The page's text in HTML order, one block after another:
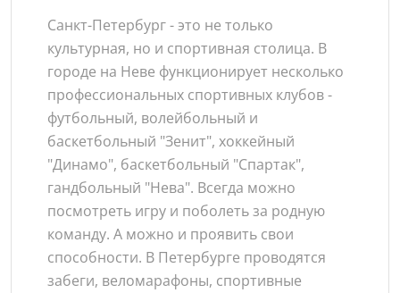
Санкт-Петербург - это не только
культурная, но и спортивная столица. В
городе на Неве функционирует несколько
профессиональных спортивных клубов -
футбольный, волейбольный и
баскетбольный "Зенит", хоккейный
"Динамо", баскетбольный "Спартак",
гандбольный "Нева". Всегда можно
посмотреть игру и поболеть за родную
команду. А можно и проявить свои
способности. В Петербурге проводятся
забеги, веломарафоны, спортивные